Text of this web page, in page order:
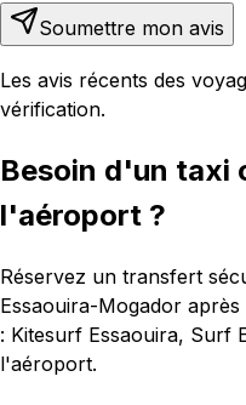
Soumettre mon avis
Les avis récents des
vérification.
Besoin d'un taxi
l'aéroport ?
Réservez un transfert
Essaouira-Mogador
: Kitesurf Essaouira, Surf
l'aéroport.